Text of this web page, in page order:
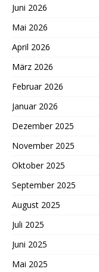
Juni 2026
Mai 2026
April 2026
März 2026
Februar 2026
Januar 2026
Dezember 2025
November 2025
Oktober 2025
September 2025
August 2025
Juli 2025
Juni 2025
Mai 2025